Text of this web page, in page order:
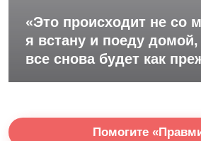
«Это происходит не со
я встану и поеду
все снова будет как
Помогите